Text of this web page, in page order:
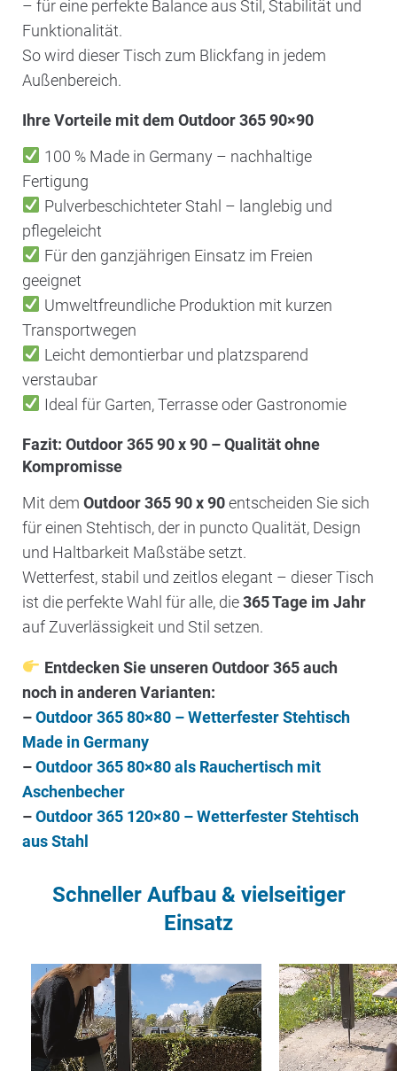
– für eine perfekte Balance aus Stil, Stabilität und
Funktionalität.
So wird dieser Tisch zum Blickfang in jedem
Außenbereich.
Ihre Vorteile mit dem Outdoor 365 90×90
100 % Made in Germany – nachhaltige
Fertigung
Pulverbeschichteter Stahl – langlebig und
pflegeleicht
Für den ganzjährigen Einsatz im Freien
geeignet
Umweltfreundliche Produktion mit kurzen
Transportwegen
Leicht demontierbar und platzsparend
verstaubar
Ideal für Garten, Terrasse oder Gastronomie
Fazit: Outdoor 365 90 x 90 – Qualität ohne
Kompromisse
Mit dem Outdoor 365 90 x 90entscheiden Sie sich
für einen Stehtisch, der in puncto Qualität, Design
und Haltbarkeit Maßstäbe setzt.
Wetterfest, stabil und zeitlos elegant – dieser Tisch
ist die perfekte Wahl für alle, die365 Tage im Jahr
auf Zuverlässigkeit und Stil setzen.
Entdecken Sie unseren Outdoor 365 auch
noch in anderen Varianten:
–Outdoor 365 80×80 – Wetterfester Stehtisch
Made in Germany
–Outdoor 365 80×80 als Rauchertisch mit
Aschenbecher
–Outdoor 365 120×80 – Wetterfester Stehtisch
aus Stahl
Schneller Aufbau & vielseitiger
Einsatz
Video-
Player